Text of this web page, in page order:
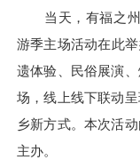
当天，有福之州
游季主场活动在此
遗体验、民俗展演
场，线上线下联动
乡新方式。本次活
主办。